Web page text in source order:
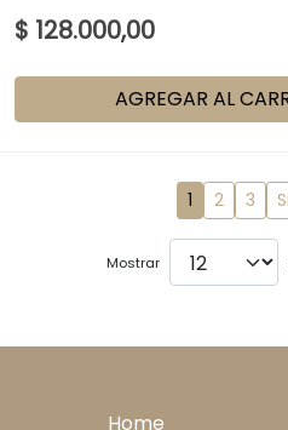
$ 128.000,00
AGREGAR AL
1 2 3
Mostrar
Home